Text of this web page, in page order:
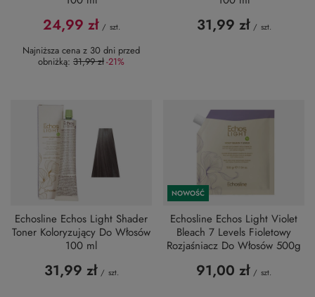
24,99 zł / szt.
Najniższa cena z 30 dni przed
obniżką: 31,99 zł-21%
31,99 zł / szt.
Echosline Echos Light Shader
Toner Koloryzujący Do Włosów
100 ml
31,99 zł / szt.
NOWOŚĆ
Echosline Echos Light Violet
Bleach 7 Levels Fioletowy
Rozjaśniacz Do Włosów 500g
91,00 zł / szt.